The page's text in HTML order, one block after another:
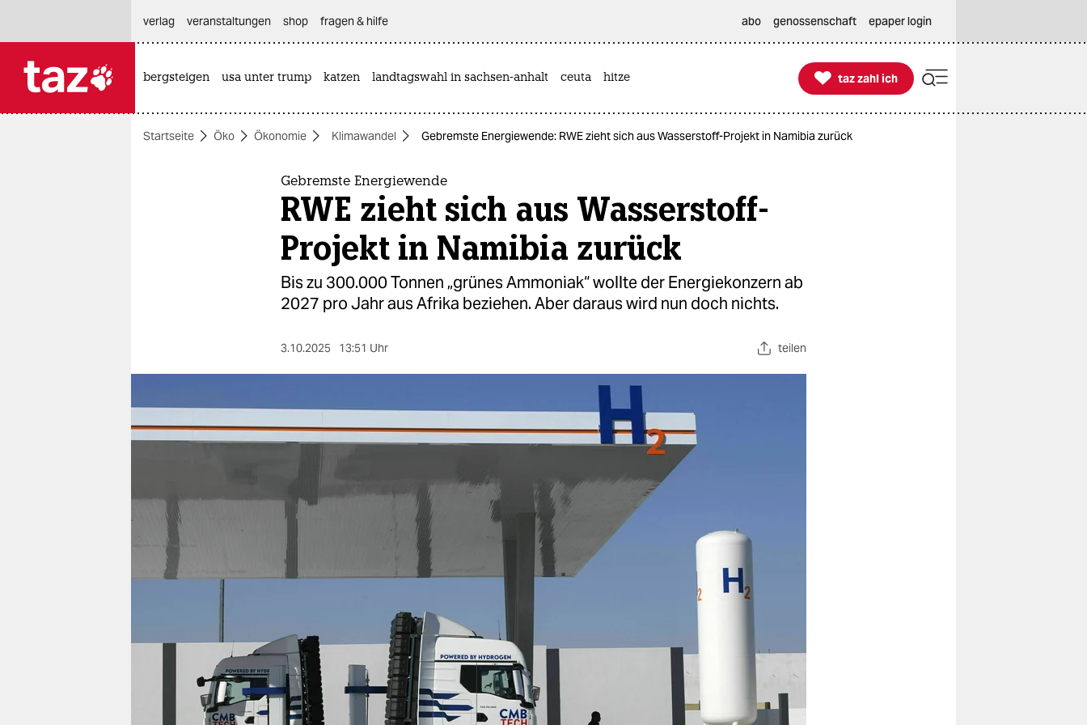
themen
wahrheit
verlag
veranstaltungen
shop
genossenschaft
verlag
veranstaltungen shop fragen & hilfe abo genossenschaft epaper login
bergsteigen usa unter trump katzen landtagswahl in sachsen-anhalt ceuta hitze 
taz zahl ich
taz zahl ich
Startseite Öko Ökonomie Klimawandel Gebremste Energiewende: RWE zieht sich aus Wasserstoff-Projekt in Namibia zurück
Gebremste Energiewende
RWE zieht sich aus Wasserstoff-
Projekt in Namibia zurück
Bis zu 300.000 Tonnen „grünes Ammoniak“ wollte der Energiekonzern ab
2027 pro Jahr aus Afrika beziehen. Aber daraus wird nun doch nichts.
3.10.2025 13:51 Uhr teilen